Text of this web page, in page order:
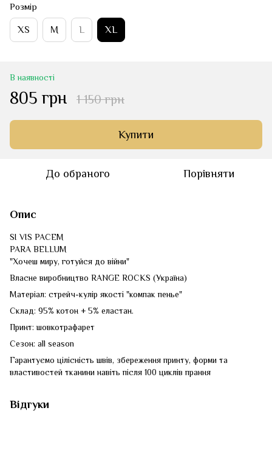
Розмір
XS M L XL
В наявності
805 грн 1 150 грн
Купити
До обраного Порівняти
Опис
SI VIS PACEM
PARA BELLUM
"Хочеш миру, готуйся до війни"
Власне виробництво RANGE ROCKS (Україна)
Матеріал: стрейч-кулір якості "компак пенье"
Склад: 95% котон + 5% еластан.
Принт: шовкотрафарет
Сезон: all season
Гарантуємо цілісність швів, збереження принту, форми та
властивостей тканини навіть після 100 циклів прання
Відгуки